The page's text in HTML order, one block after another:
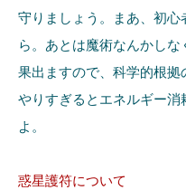
守りましょう。まあ、初
ら。あとは魔術なんかし
果出ますので、科学的根拠
やりすぎるとエネルギー
よ。
惑星護符について